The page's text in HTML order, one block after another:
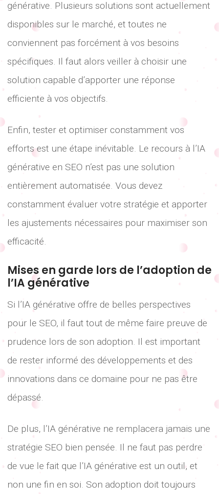
générative. Plusieurs solutions sont actuellement
disponibles sur le marché, et toutes ne
conviennent pas forcément à vos besoins
spécifiques. Il faut alors veiller à choisir une
solution capable d’apporter une réponse
efficiente à vos objectifs.
Enfin, tester et optimiser constamment vos
efforts est une étape inévitable. Le recours à l’IA
générative en SEO n’est pas une solution
entièrement automatisée. Vous devez
constamment évaluer votre stratégie et apporter
les ajustements nécessaires pour maximiser son
efficacité.
Mises en garde lors de l’adoption de
l’IA générative
Si l’IA générative offre de belles perspectives
pour le SEO, il faut tout de même faire preuve de
prudence lors de son adoption. Il est important
de rester informé des développements et des
innovations dans ce domaine pour ne pas être
dépassé.
De plus, l’IA générative ne remplacera jamais une
stratégie SEO bien pensée. Il ne faut pas perdre
de vue le fait que l’IA générative est un outil, et
non une fin en soi. Son adoption doit toujours